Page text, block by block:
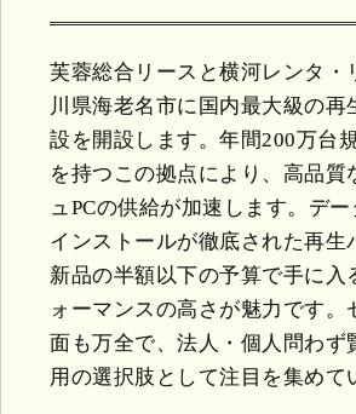
芙蓉総合リースと横河レンタ・
川県海老名市に国内最大級の再
設を開設します。年間200万台
を持つこの拠点により、高品質
ュPCの供給が加速します。デ
インストールが徹底された再生
新品の半額以下の予算で手に入
ォーマンスの高さが魅力です。
面も万全で、法人・個人問わず
用の選択肢として注目を集めて